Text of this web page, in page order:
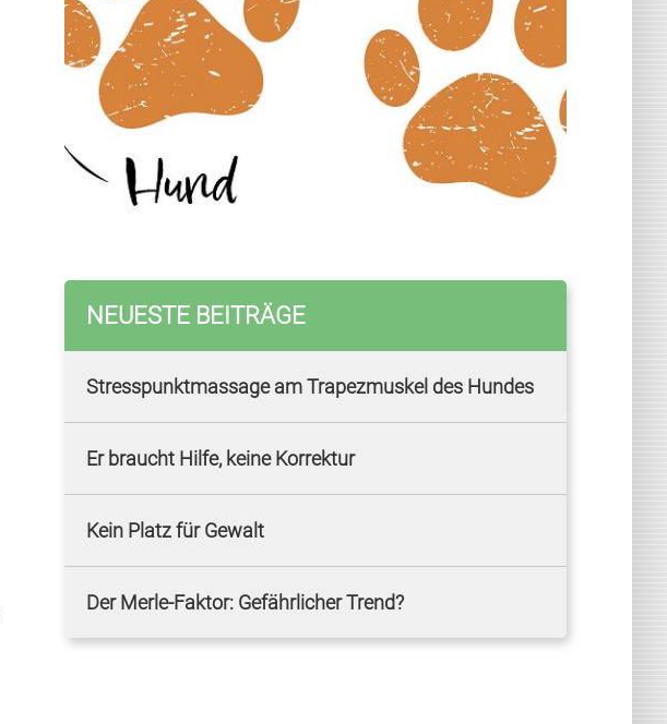
NEUESTE BEITRÄGE
Stresspunktmassage am Trapezmuskel des Hundes
Er braucht Hilfe, keine Korrektur
Kein Platz für Gewalt
Der Merle-Faktor: Gefährlicher Trend?